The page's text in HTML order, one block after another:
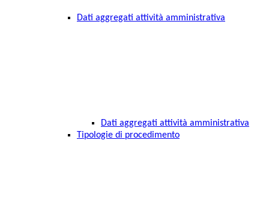
Dati aggregati attività amministrativa
Dati aggregati attività amministrativa
Tipologie di procedimento